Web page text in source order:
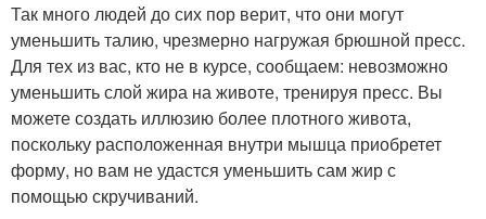
Так много людей до сих пор верит, что они могут
уменьшить талию, чрезмерно нагружая брюшной пресс.
Для тех из вас, кто не в курсе, сообщаем: невозможно
уменьшить слой жира на животе, тренируя пресс. Вы
можете создать иллюзию более плотного живота,
поскольку расположенная внутри мышца приобретет
форму, но вам не удастся уменьшить сам жир с
помощью скручиваний.